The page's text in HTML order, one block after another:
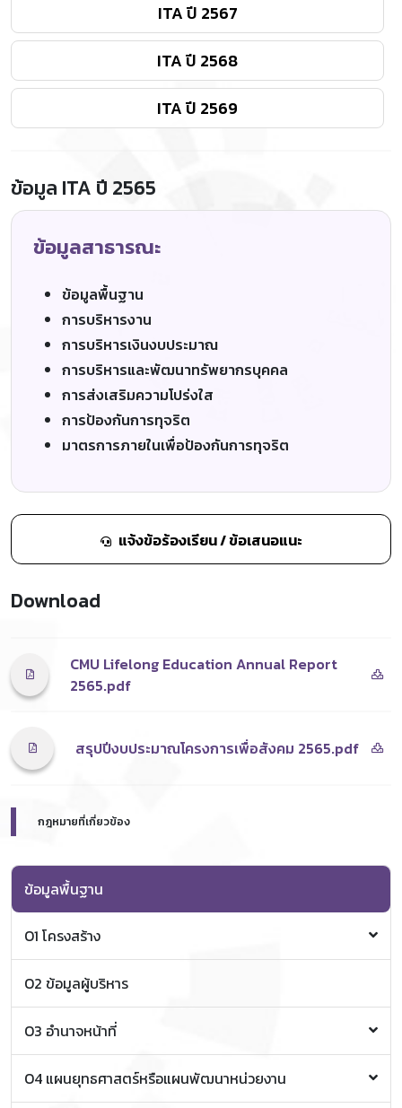
ITA ปี 2567
ITA ปี 2568
ITA ปี 2569
ข้อมูลพื้นฐาน
O1 โครงสร้าง
โครงสร้างองค์กร
O2 ข้อมูลผู้บริหาร
O3 อำนาจหน้าที่
วิสัยทัศน์/พันธกิจ/ค่านิยมและวัฒนธรรมองค์กร
O4 แผนยุทธศาสตร์หรือแผนพัฒนาหน่วยงาน
ข้อมูล ITA ปี 2565
ข้อมูลสาธารณะ
ข้อมูลพื้นฐาน
การบริหารงาน
การบริหารเงินงบประมาณ
การบริหารและพัฒนาทรัพยากรบุคคล
การส่งเสริมความโปร่งใส
การป้องกันการทุจริต
มาตรการภายในเพื่อป้องกันการทุจริต
แจ้งข้อร้องเรียน / ข้อเสนอแนะ
Download
CMU Lifelong Education Annual Report
2565.pdf
สรุปปีงบประมาณโครงการเพื่อสังคม 2565.pdf
กฎหมายที่เกี่ยวข้อง